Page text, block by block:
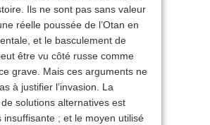
Ils ne sont pas sans valeur
réelle poussée de l’Otan en
et le basculement de
être vu côté russe comme
grave. Mais ces arguments ne
à justifier l’invasion. La
solutions alternatives est
insuffisante ; et le moyen utilisé